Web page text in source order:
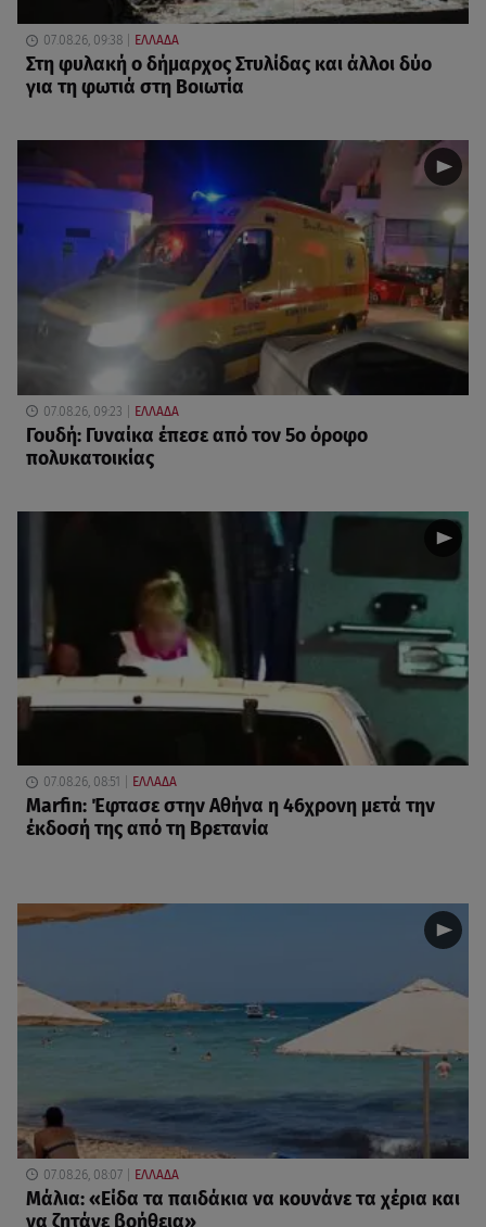
07.08.26, 09:38 ΕΛΛΑΔΑ
Στη φυλακή ο δήμαρχος Στυλίδας και άλλοι δύο
για τη φωτιά στη Βοιωτία
07.08.26, 09:23 ΕΛΛΑΔΑ
Γουδή: Γυναίκα έπεσε από τον 5ο όροφο
πολυκατοικίας
07.08.26, 08:51 ΕΛΛΑΔΑ
Marfin: Έφτασε στην Αθήνα η 46χρονη μετά την
έκδοσή της από τη Βρετανία
07.08.26, 08:07 ΕΛΛΑΔΑ
Μάλια: «Είδα τα παιδάκια να κουνάνε τα χέρια και
να ζητάνε βοήθεια»